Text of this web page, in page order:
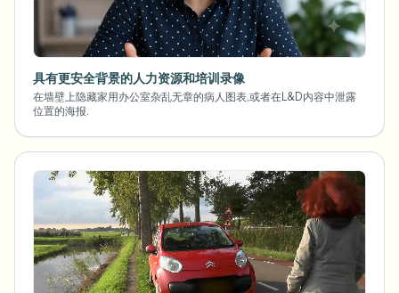
具有更安全背景的人力资源和培训录像
在墙壁上隐藏家用办公室杂乱无章的病人图表,或者在L&D内容中泄露
位置的海报.